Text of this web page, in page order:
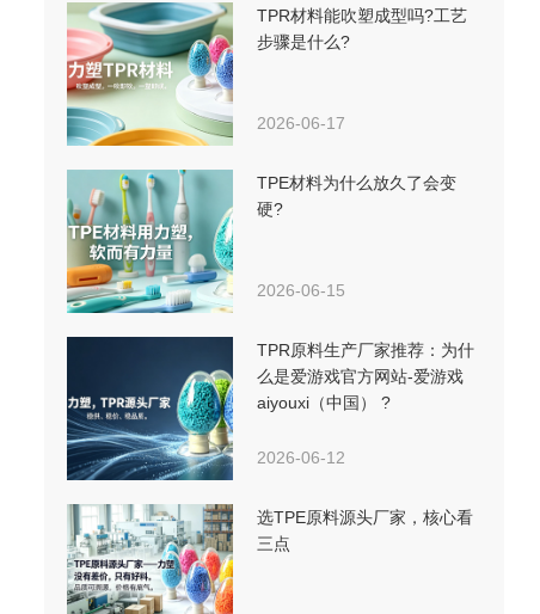
TPR材料能吹塑成型吗?工艺
步骤是什么?
2026-06-17
TPE材料为什么放久了会变
硬?
2026-06-15
TPR原料生产厂家推荐：为什
么是爱游戏官方网站-爱游戏
aiyouxi（中国） ?
2026-06-12
选TPE原料源头厂家，核心看
三点